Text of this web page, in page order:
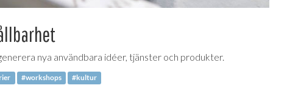
nya användbara idéer, tjänster och produkter.
#workshops #kultur